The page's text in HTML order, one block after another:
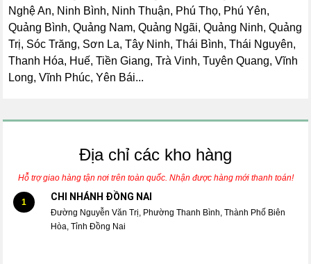
Nghệ An, Ninh Bình, Ninh Thuận, Phú Thọ, Phú Yên,
Quảng Bình, Quảng Nam, Quảng Ngãi, Quảng Ninh, Quảng
Trị, Sóc Trăng, Sơn La, Tây Ninh, Thái Bình, Thái Nguyên,
Thanh Hóa, Huế, Tiền Giang, Trà Vinh, Tuyên Quang, Vĩnh
Long, Vĩnh Phúc, Yên Bái...
Địa chỉ các kho hàng
Hỗ trợ giao hàng tận nơi trên toàn quốc. Nhận được hàng mới thanh toán!
1 CHI NHÁNH ĐỒNG NAI
Đường Nguyễn Văn Trị, Phường Thanh Bình, Thành Phố Biên
Hòa, Tỉnh Đồng Nai